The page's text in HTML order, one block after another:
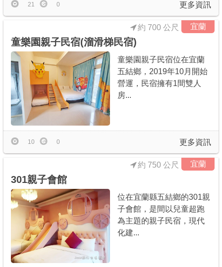
更多資訊
21 0
宜蘭
約 700 公尺
童樂園親子民宿(溜滑梯民宿)
童樂園親子民宿位在宜蘭
五結鄉，2019年10月開始
營運，民宿擁有1間雙人
房...
更多資訊
10 0
宜蘭
約 750 公尺
301親子會館
位在宜蘭縣五結鄉的301親
子會館，是間以兒童超跑
為主題的親子民宿，現代
化建...